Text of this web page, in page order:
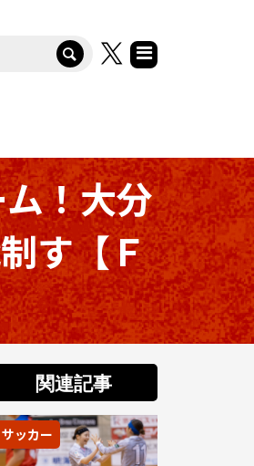
！大分
す【Ｆ
関連記事
サッカー